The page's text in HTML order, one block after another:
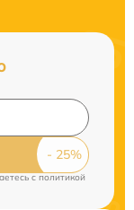
cполитикой